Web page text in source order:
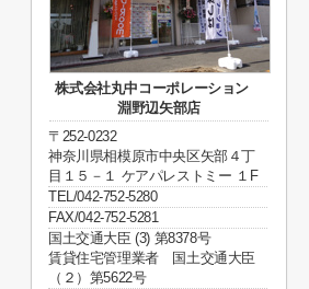
株式会社丸中コーポレーション
淵野辺矢部店
〒252-0232
神奈川県相模原市中央区矢部４丁
目１５－１ ケアパレストミー １F
TEL/042-752-5280
FAX/042-752-5281
国土交通大臣 (3) 第8378号
賃貸住宅管理業者 国土交通大臣
（２）第5622号